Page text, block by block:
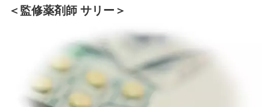
＜監修薬剤師 サリー＞